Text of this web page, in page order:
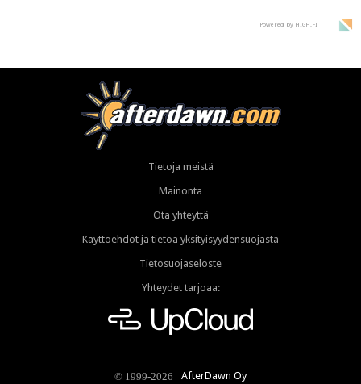
Powered by HIGH.FI
Tietoja meistä
Mainonta
Ota yhteyttä
Käyttöehdot ja tietoa yksityisyydensuojasta
Tietosuojaseloste
Yhteydet tarjoaa:
© 1999-2026 AfterDawn Oy